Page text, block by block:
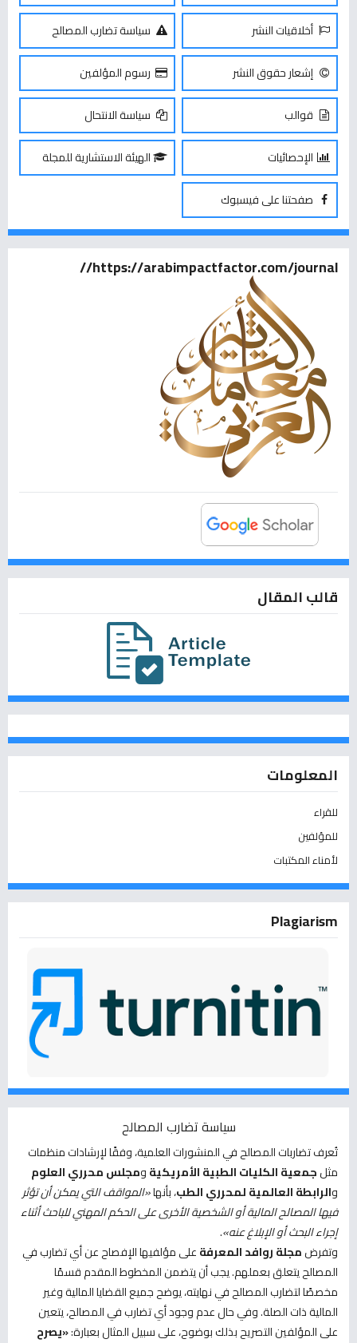
أخلاقيات النشر سياسة تضارب المصالح
إشعار حقوق النشر رسوم المؤلفين
قوالب سياسة الانتحال
الإحصائيات الهيئة الاستشارية للمجلة
صفحتنا على فيسبوك
https://arabimpactfactor.com/journal//
قالب المقال
المعلومات
للقراء
للمؤلفين
لأمناء المكتبات
Plagiarism
سياسة تضارب المصالح
تُعرف تضاربات المصالح في المنشورات العلمية، وفقًا لإرشادات منظمات
مثلجمعية الكليات الطبية الأمريكيةومجلس محرري العلوم
والرابطة العالمية لمحرري الطب، بأنها«المواقف التي يمكن أن تؤثر
فيها المصالح المالية أو الشخصية الأخرى على الحكم المهني للباحث أثناء
إجراء البحث أو الإبلاغ عنه».
وتفرضمجلة روافد المعرفةعلى مؤلفيها الإفصاح عن أي تضارب في
المصالح يتعلق بعملهم. يجب أن يتضمن المخطوط المقدم قسمًا
مخصصًا لتضارب المصالح في نهايته، يوضح جميع القضايا المالية وغير
المالية ذات الصلة. وفي حال عدم وجود أي تضارب في المصالح، يتعين
على المؤلفين التصريح بذلك بوضوح، على سبيل المثال بعبارة:«يصرح